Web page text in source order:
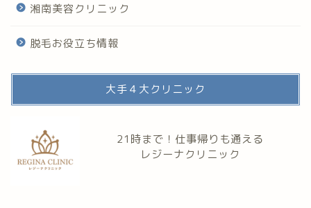
湘南美容クリニック
脱毛お役立ち情報
大手４大クリニック
21時まで！仕事帰りも通える
レジーナクリニック